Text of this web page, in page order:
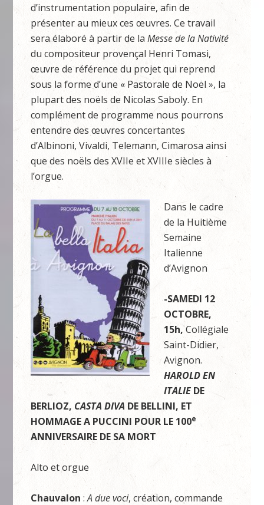
d’instrumentation populaire, afin de
présenter au mieux ces œuvres. Ce travail
sera élaboré à partir de laMesse de la Nativité
du compositeur provençal Henri Tomasi,
œuvre de référence du projet qui reprend
sous la forme d’une « Pastorale de Noël », la
plupart des noëls de Nicolas Saboly. En
complément de programme nous pourrons
entendre des œuvres concertantes
d’Albinoni, Vivaldi, Telemann, Cimarosa ainsi
que des noëls des XVIIe et XVIIIe siècles à
l’orgue.
Dans le cadre
de la Huitième
Semaine
Italienne
d’Avignon
-SAMEDI 12
OCTOBRE,
15h,Collégiale
Saint-Didier,
Avignon.
HAROLD EN
ITALIEDE
BERLIOZ, CASTA DIVA DE BELLINI, ET
HOMMAGE A PUCCINI POUR LE 100e
ANNIVERSAIRE DE SA MORT
Alto et orgue
Chauvalon :A due voci, création, commande